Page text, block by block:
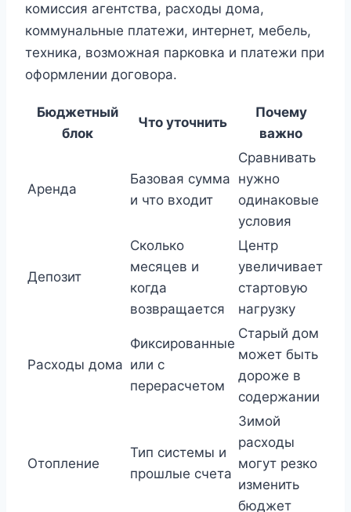
комиссия агентства, расходы дома,
коммунальные платежи, интернет, мебель,
техника, возможная парковка и платежи при
оформлении договора.
Бюджетный
блок
Что уточнить
Почему
важно
Аренда
Базовая сумма
и что входит
Сравнивать
нужно
одинаковые
условия
Депозит
Сколько
месяцев и
когда
возвращается
Центр
увеличивает
стартовую
нагрузку
Расходы дома
Фиксированные
или с
перерасчетом
Старый дом
может быть
дороже в
содержании
Отопление
Тип системы и
прошлые счета
Зимой
расходы
могут резко
изменить
бюджет